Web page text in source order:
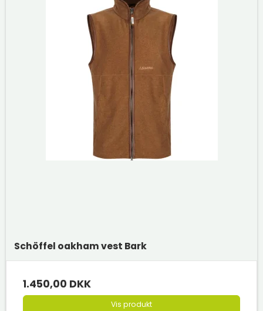
Schöffel oakham vest Bark
1.450,00 DKK
Vis produkt